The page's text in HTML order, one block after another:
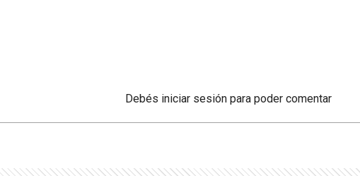
Debés iniciar sesión para poder comentar